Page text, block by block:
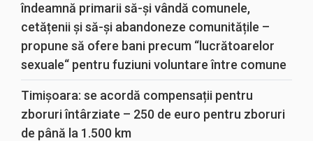
îndeamnă primarii să-și vândă comunele,
cetățenii și să-și abandoneze comunitățile –
propune să ofere bani precum “lucrătoarelor
sexuale“ pentru fuziuni voluntare între comune
Timișoara: se acordă compensații pentru
zboruri întârziate – 250 de euro pentru zboruri
de până la 1.500 km